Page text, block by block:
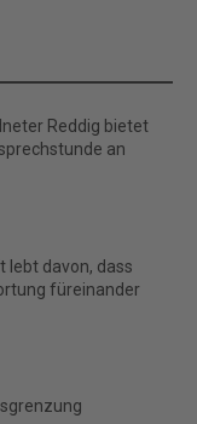
Reddig bietet
an
lebt davon, dass
füreinander